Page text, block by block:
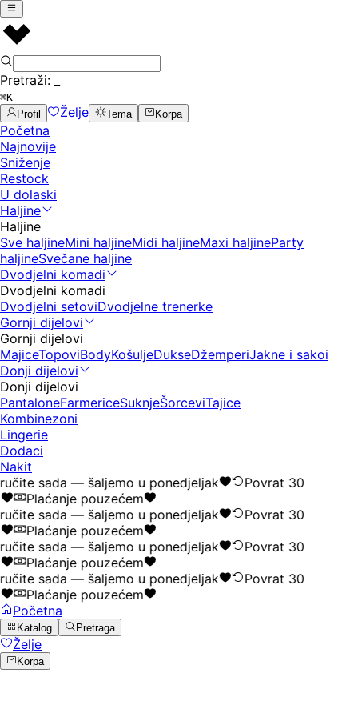
Pretraži:
⌘K
Profil
Želje Tema Korpa
Početna
Najnovije
Sniženje
Restock
U dolaski
Haljine
Haljine
Sve haljineMini haljineMidi haljineMaxi haljineParty
haljineSvečane haljine
Dvodjelni komadi
Dvodjelni komadi
Dvodjelni setoviDvodjelne trenerke
Gornji dijelovi
Gornji dijelovi
MajiceTopoviBodyKošuljeDukseDžemperiJakne i sakoi
Donji dijelovi
Donji dijelovi
PantaloneFarmericeSuknjeŠorceviTajice
Kombinezoni
Lingerie
Dodaci
Nakit
sada — šaljemo u ponedjeljak
Povrat 30
Plaćanje pouzećem
sada — šaljemo u ponedjeljak
Povrat 30
Plaćanje pouzećem
sada — šaljemo u ponedjeljak
Povrat 30
Plaćanje pouzećem
sada — šaljemo u ponedjeljak
Povrat 30
Plaćanje pouzećem
Početna
Katalog Pretraga
Želje
Korpa